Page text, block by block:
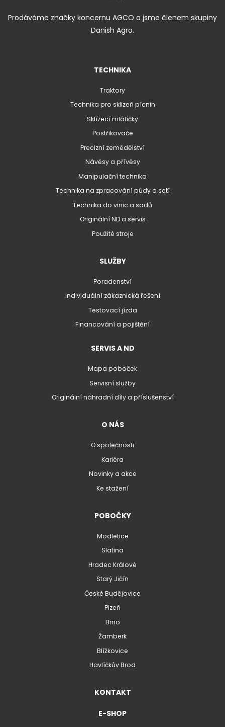
Prodáváme značky koncernu AGCO a jsme členem skupiny
Danish Agro.
TECHNIKA
Traktory
Technika pro sklizeň pícnin
Sklízecí mlátičky
Postřikovače
Precizní zemědělství
Návěsy a přívěsy
Manipulační technika
Technika na zpracování půdy a setí
Technika do vinic a sadů
Originální ND a servis
Použité stroje
SLUŽBY
Poradenství
Individuální zákaznická řešení
Testovací jízda
Financování a pojištění
SERVIS A ND
Mapa poboček
Servisní služby
Originální náhradní díly a příslušenství
O NÁS
O společnosti
Kariéra
Novinky a akce
Ke stažení
POBOČKY
Modletice
Slatina
Hradec Králové
Starý Jičín
České Budějovice
Plzeň
Brno
Žamberk
Blížkovice
Havlíčkův Brod
KONTAKT
E-SHOP